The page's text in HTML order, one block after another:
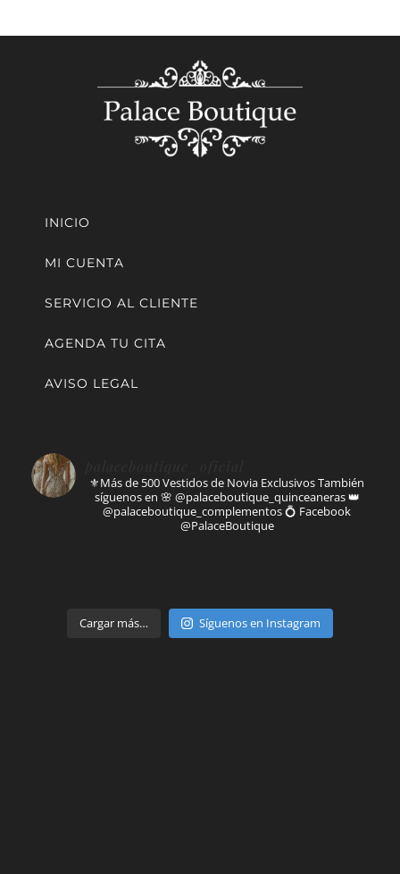
INICIO
MI CUENTA
SERVICIO AL CLIENTE
AGENDA TU CITA
AVISO LEGAL
⚜️Más de 500 Vestidos de Novia ExclusivosTambién
síguenos en 🌸 @palaceboutique_quinceaneras👑
@palaceboutique_complementos💍 Facebook
@PalaceBoutique
Parte de
Cargar más… Síguenos en Instagram